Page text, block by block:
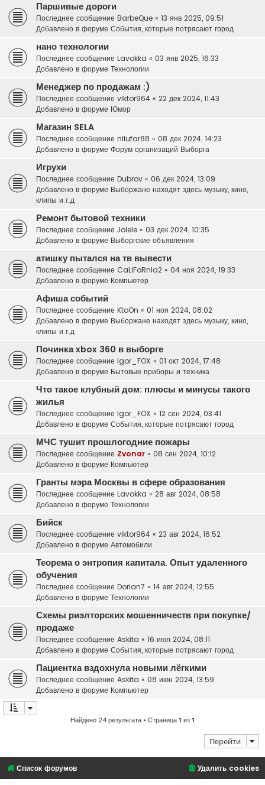
Паршивые дороги
Последнее сообщение BarbeQue « 13 янв 2025, 09:51
Добавлено в форуме События, которые потрясают город
нано технологии
Последнее сообщение Lavokka « 03 янв 2025, 16:33
Добавлено в форуме Технологии
Менеджер по продажам :)
Последнее сообщение viktor964 « 22 дек 2024, 11:43
Добавлено в форуме Юмор
Магазин SELA
Последнее сообщение nilufar88 « 08 дек 2024, 14:23
Добавлено в форуме Форум организаций Выборга
Игрухи
Последнее сообщение Dubrov « 06 дек 2024, 13:09
Добавлено в форуме Выборжане находят здесь музыку, кино,
клипы и.т.д
Ремонт бытовой техники
Последнее сообщение Jolele « 03 дек 2024, 10:35
Добавлено в форуме Выборгские объявления
атишку пытался на тв вывести
Последнее сообщение CaLiFoRnIa2 « 04 ноя 2024, 19:33
Добавлено в форуме Компьютер
Афиша событий
Последнее сообщение KtoOn « 01 ноя 2024, 08:02
Добавлено в форуме Выборжане находят здесь музыку, кино,
клипы и.т.д
Починка xbox 360 в выборге
Последнее сообщение Igor_FOX « 01 окт 2024, 17:48
Добавлено в форуме Бытовые приборы и техника
Что такое клубный дом: плюсы и минусы такого
жилья
Последнее сообщение Igor_FOX « 12 сен 2024, 03:41
Добавлено в форуме События, которые потрясают город
МЧС тушит прошлогодние пожары
Последнее сообщение Zvonar « 08 сен 2024, 10:12
Добавлено в форуме Компьютер
Гранты мэра Москвы в сфере образования
Последнее сообщение Lavokka « 28 авг 2024, 08:58
Добавлено в форуме Технологии
Бийск
Последнее сообщение viktor964 « 23 авг 2024, 16:52
Добавлено в форуме Автомобили
Теорема о энтропия капитала. Опыт удаленного
обучения
Последнее сообщение Dorian7 « 14 авг 2024, 12:55
Добавлено в форуме Технологии
Схемы риэлторских мошенничеств при покупке/
продаже
Последнее сообщение Askita « 16 июл 2024, 08:11
Добавлено в форуме События, которые потрясают город
Пациентка вздохнула новыми лёгкими
Последнее сообщение Askita « 08 июн 2024, 13:59
Добавлено в форуме Компьютер
Найдено 24 результата • Страница1 из1
Перейти
Список форумов Удалить cookies